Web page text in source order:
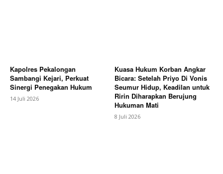
Kapolres Pekalongan
Sambangi Kejari, Perkuat
Sinergi Penegakan Hukum
14 Juli 2026
Kuasa Hukum Korban Angkar
Bicara: Setelah Priyo Di Vonis
Seumur Hidup, Keadilan untuk
Ririn Diharapkan Berujung
Hukuman Mati
8 Juli 2026